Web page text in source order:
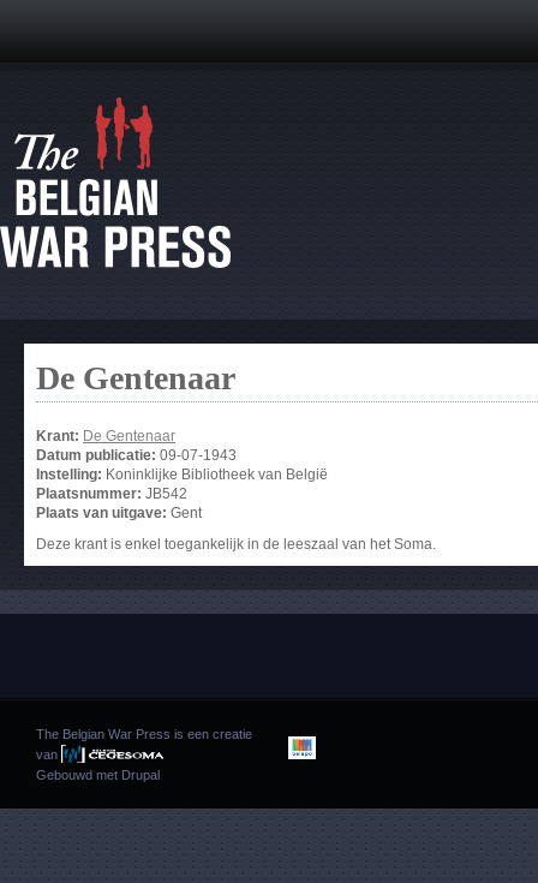
De Gentenaar
Krant: De Gentenaar
Datum publicatie: 09-07-1943
Instelling: Koninklijke Bibliotheek van België
Plaatsnummer: JB542
Plaats van uitgave: Gent
Deze krant is enkel toegankelijk in de leeszaal van het Soma.
The Belgian War Press is een creatie
van
Gebouwd met Drupal